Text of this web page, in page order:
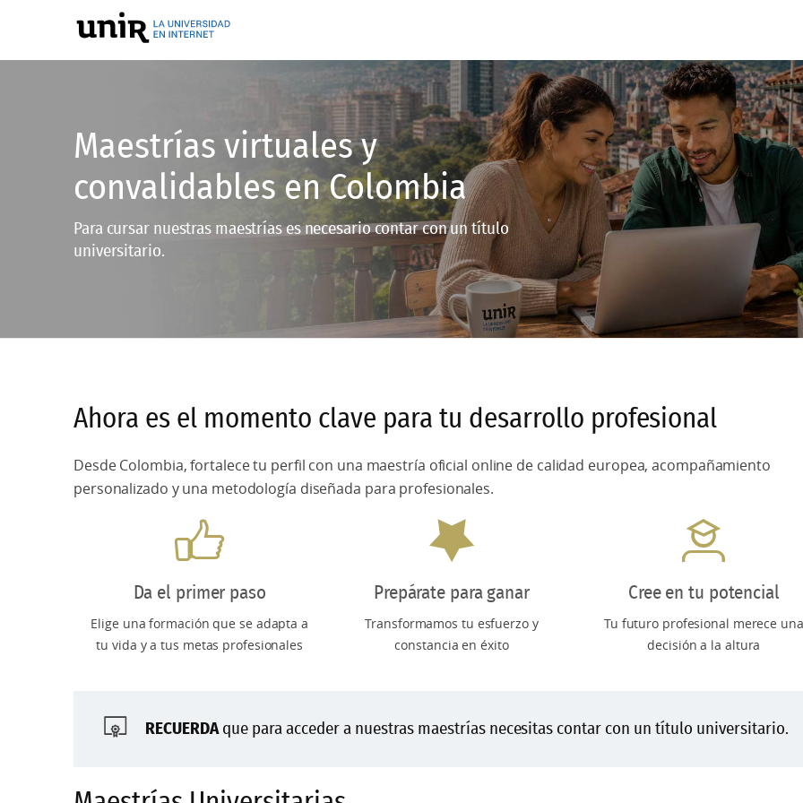
Maestrías virtuales y
convalidables en Colombia
Para cursar nuestras maestrías es necesario contar con un título
universitario.
Ahora es el momento clave para tu desarrollo profesional
Desde Colombia, fortalece tu perfil con una maestría oficial online de calidad europea, acompañamiento
personalizado y una metodología diseñada para profesionales.
Da el primer paso
Elige una formación que se adapta a
tu vida y a tus metas profesionales
Prepárate para ganar
Transformamos tu esfuerzo y
constancia en éxito
Cree en tu potencial
Tu futuro profesional merece una
decisión a la altura
RECUERDAque para acceder a nuestras maestrías necesitas contar con un título universitario.